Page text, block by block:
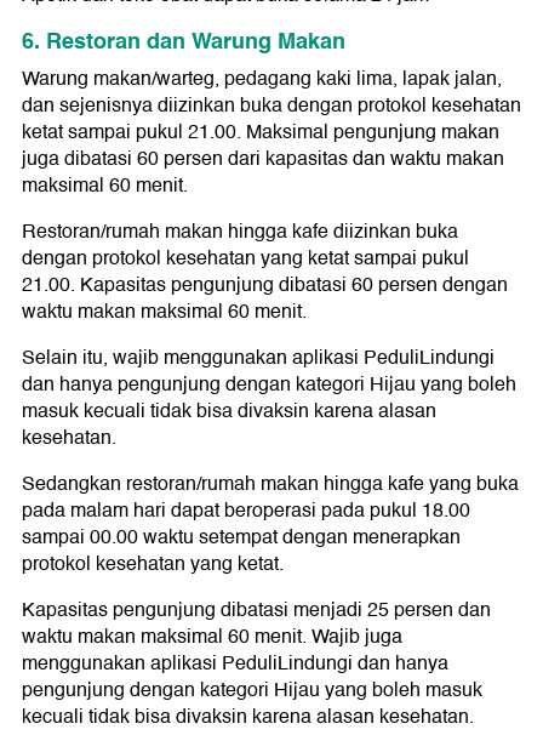
6. Restoran dan Warung Makan
Warung makan/warteg, pedagang kaki lima, lapak jalan,
dan sejenisnya diizinkan buka dengan protokol kesehatan
ketat sampai pukul 21.00. Maksimal pengunjung makan
juga dibatasi 60 persen dari kapasitas dan waktu makan
maksimal 60 menit.
Restoran/rumah makan hingga kafe diizinkan buka
dengan protokol kesehatan yang ketat sampai pukul
21.00. Kapasitas pengunjung dibatasi 60 persen dengan
waktu makan maksimal 60 menit.
Selain itu, wajib menggunakan aplikasi PeduliLindungi
dan hanya pengunjung dengan kategori Hijau yang boleh
masuk kecuali tidak bisa divaksin karena alasan
kesehatan.
Sedangkan restoran/rumah makan hingga kafe yang buka
pada malam hari dapat beroperasi pada pukul 18.00
sampai 00.00 waktu setempat dengan menerapkan
protokol kesehatan yang ketat.
Kapasitas pengunjung dibatasi menjadi 25 persen dan
waktu makan maksimal 60 menit. Wajib juga
menggunakan aplikasi PeduliLindungi dan hanya
pengunjung dengan kategori Hijau yang boleh masuk
kecuali tidak bisa divaksin karena alasan kesehatan.